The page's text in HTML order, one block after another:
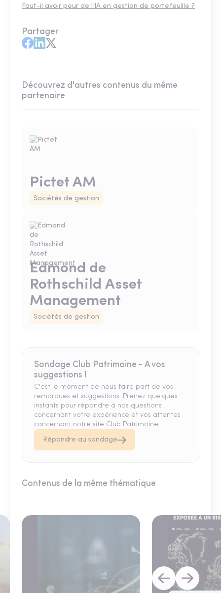
Faut-il avoir peur de l’IA en gestion de portefeuille ?
Partager
Découvrez d'autres contenus du même
partenaire
Pictet AM
Sociétés de gestion
Edmond de
Rothschild Asset
Management
Sociétés de gestion
Sondage Club Patrimoine - A vos
suggestions !
C'est le moment de nous faire part de vos
remarques et suggestions. Prenez quelques
instants pour répondre à nos questions
concernant votre expérience et vos attentes
concernant notre site Club Patrimoine.
Répondre au sondage
Contenus de la même thématique